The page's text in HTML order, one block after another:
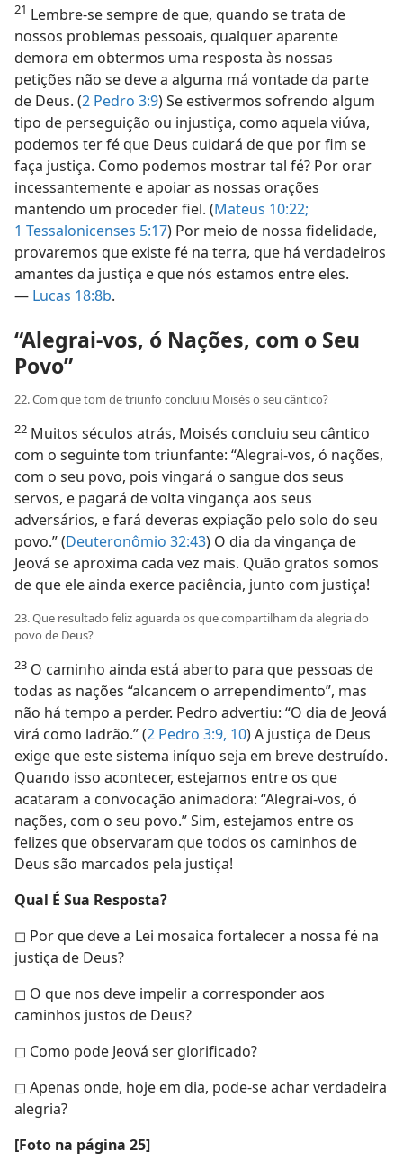
21 Lembre-se sempre de que, quando se trata de
nossos problemas pessoais, qualquer aparente
demora em obtermos uma resposta às nossas
petições não se deve a alguma má vontade da parte
de Deus. (2 Pedro 3:9) Se estivermos sofrendo algum
tipo de perseguição ou injustiça, como aquela viúva,
podemos ter fé que Deus cuidará de que por fim se
faça justiça. Como podemos mostrar tal fé? Por orar
incessantemente e apoiar as nossas orações
mantendo um proceder fiel. (Mateus 10:22;
1 Tessalonicenses 5:17) Por meio de nossa fidelidade,
provaremos que existe fé na terra, que há verdadeiros
amantes da justiça e que nós estamos entre eles.
— Lucas 18:8b.
“Alegrai-vos, ó Nações, com o Seu
Povo”
22. Com que tom de triunfo concluiu Moisés o seu cântico?
22 Muitos séculos atrás, Moisés concluiu seu cântico
com o seguinte tom triunfante: “Alegrai-vos, ó nações,
com o seu povo, pois vingará o sangue dos seus
servos, e pagará de volta vingança aos seus
adversários, e fará deveras expiação pelo solo do seu
povo.” (Deuteronômio 32:43) O dia da vingança de
Jeová se aproxima cada vez mais. Quão gratos somos
de que ele ainda exerce paciência, junto com justiça!
23. Que resultado feliz aguarda os que compartilham da alegria do
povo de Deus?
23 O caminho ainda está aberto para que pessoas de
todas as nações “alcancem o arrependimento”, mas
não há tempo a perder. Pedro advertiu: “O dia de Jeová
virá como ladrão.” (2 Pedro 3:9, 10) A justiça de Deus
exige que este sistema iníquo seja em breve destruído.
Quando isso acontecer, estejamos entre os que
acataram a convocação animadora: “Alegrai-vos, ó
nações, com o seu povo.” Sim, estejamos entre os
felizes que observaram que todos os caminhos de
Deus são marcados pela justiça!
Qual É Sua Resposta?
◻ Por que deve a Lei mosaica fortalecer a nossa fé na
justiça de Deus?
◻ O que nos deve impelir a corresponder aos
caminhos justos de Deus?
◻ Como pode Jeová ser glorificado?
◻ Apenas onde, hoje em dia, pode-se achar verdadeira
alegria?
[Foto na página 25]